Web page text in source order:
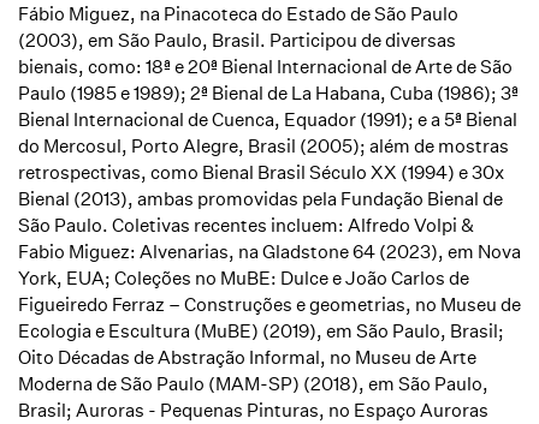
Fábio Miguez, na Pinacoteca do Estado de São Paulo
(2003), em São Paulo, Brasil. Participou de diversas
bienais, como: 18ª e 20ª Bienal Internacional de Arte de São
Paulo (1985 e 1989); 2ª Bienal de La Habana, Cuba (1986); 3ª
Bienal Internacional de Cuenca, Equador (1991); e a 5ª Bienal
do Mercosul, Porto Alegre, Brasil (2005); além de mostras
retrospectivas, como Bienal Brasil Século XX (1994) e30x
Bienal (2013), ambas promovidas pela Fundação Bienal de
São Paulo. Coletivas recentes incluem: Alfredo Volpi &
Fabio Miguez: Alvenarias, na Gladstone 64 (2023), em Nova
York, EUA; Coleções no MuBE: Dulce e João Carlos de
Figueiredo Ferraz – Construções e geometrias, no Museu de
Ecologia e Escultura (MuBE) (2019), em São Paulo, Brasil;
Oito Décadas de Abstração Informal, no Museu de Arte
Moderna de São Paulo (MAM-SP) (2018), em São Paulo,
Brasil; Auroras - Pequenas Pinturas, no Espaço Auroras